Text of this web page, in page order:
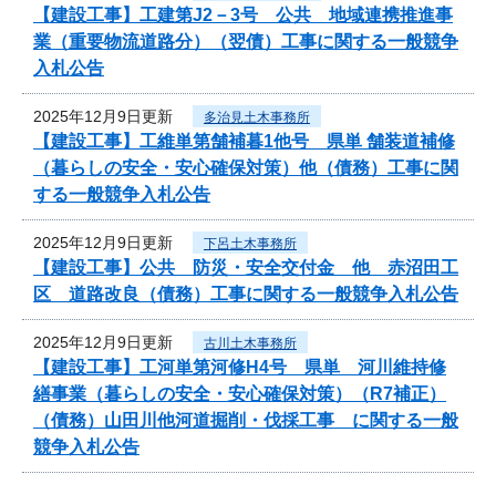
【建設工事】工建第J2－3号 公共 地域連携推進事
業（重要物流道路分）（翌債）工事に関する一般競争
入札公告
2025年12月9日更新 多治見土木事務所
【建設工事】工維単第舗補暮1他号 県単 舗装道補修
（暮らしの安全・安心確保対策）他（債務）工事に関
する一般競争入札公告
2025年12月9日更新 下呂土木事務所
【建設工事】公共 防災・安全交付金 他 赤沼田工
区 道路改良（債務）工事に関する一般競争入札公告
2025年12月9日更新 古川土木事務所
【建設工事】工河単第河修H4号 県単 河川維持修
繕事業（暮らしの安全・安心確保対策）（R7補正）
（債務）山田川他河道掘削・伐採工事 に関する一般
競争入札公告